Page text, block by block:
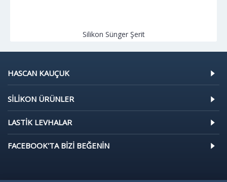
Silikon Sünger Şerit
HASCAN KAUÇUK
SILIKON ÜRÜNLER
LASTIK LEVHALAR
FACEBOOK'TA BIZI BEĞENIN